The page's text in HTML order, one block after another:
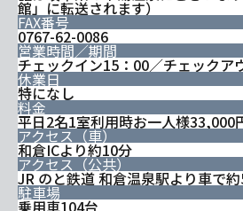
館」に転送されます）
FAX番号
0767-62-0086
営業時間／期間
チェックイン15：00／チェックア
休業日
特になし
料金
平日2名1室利用時お一人様33,000
アクセス（車）
和倉ICより約10分
アクセス（公共）
JR のと鉄道 和倉温泉駅より車で
駐車場
乗用車104台